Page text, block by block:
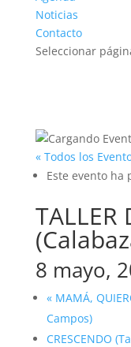
Noticias
Contacto
Seleccionar
« Todos los
Este evento ha
TALLER
8 mayo,
«MAMÁ,
Campos)
CRESCENDO